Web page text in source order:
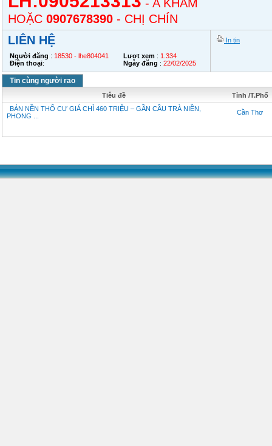
- A KHÂM
HOẶC 0907678390 - CHỊ CHÍN
LIÊN HỆ
Người đăng : 18530 - lhe804041
Điện thoại:
Lượt xem : 1.334
Ngày đăng : 22/02/2025
In tin
Tin cùng người rao
Tiêu đề
Tỉnh /T.Phố
BÁN NỀN THỔ CƯ GIÁ CHỈ 460 TRIỆU – GẦN CẦU TRÀ NIỀN,
PHONG ...
Cần Thơ